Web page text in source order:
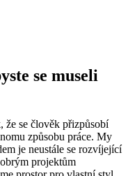
se museli
že se člověk přizpůsobí
způsobu práce. My
je neustále se rozvíjející
projektům